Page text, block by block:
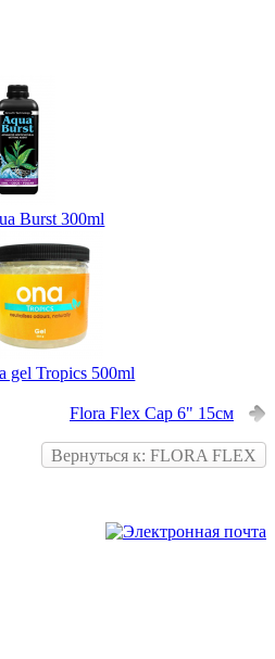
Burst 300ml
gel Tropics 500ml
Flora Flex Cap 6" 15см
Вернуться к: FLORA FLEX